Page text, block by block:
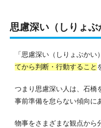
思慮深い（しりょ
「思慮深い（しりょぶかい
てから判断・行動すること
つまり思慮深い人は、石橋
事前準備を怠らない傾向に
物事をさまざまな観点から